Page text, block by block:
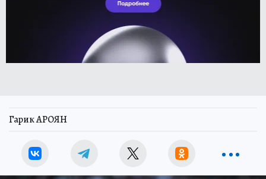
Гарик АРОЯН